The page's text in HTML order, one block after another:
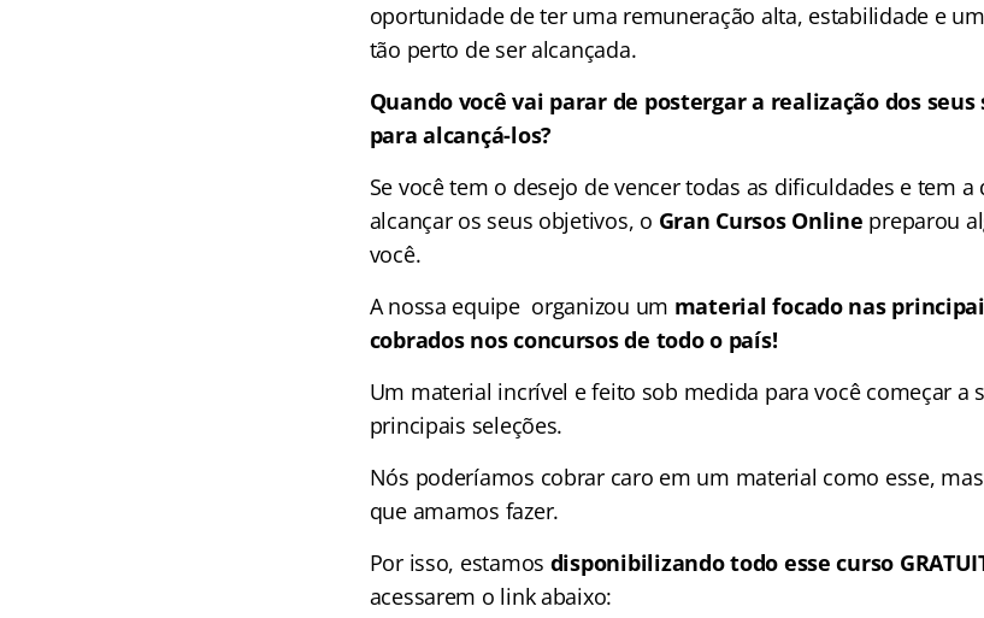
oportunidade de ter uma remuneração alta, estabilidade e
tão perto de ser alcançada.
Quando você vai parar de postergar a realização dos
para alcançá-los?
Se você tem o desejo de vencer todas as dificuldades e tem
alcançar os seus objetivos, o Gran Cursos Online preparou
você.
A nossa equipe organizou um material focado nas
cobrados nos concursos de todo o país!
Um material incrível e feito sob medida para você começar a
principais seleções.
Nós poderíamos cobrar caro em um material como esse,
que amamos fazer.
Por isso, estamos disponibilizando todo esse curso
acessarem o link abaixo: